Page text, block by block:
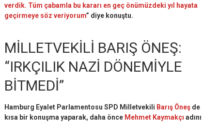
verdik. Tüm çabamla bu kararı en geç önümüzdeki yıl hayata
geçirmeye söz veriyorum” diye konuştu.
MİLLETVEKİLİ BARIŞ ÖNEŞ:
“IRKÇILIK NAZİ DÖNEMİYLE
BİTMEDİ”
Hamburg Eyalet Parlamentosu SPD Milletvekili Barış Öneşde
kısa bir konuşma yaparak, daha önce Mehmet Kaymakçı adını